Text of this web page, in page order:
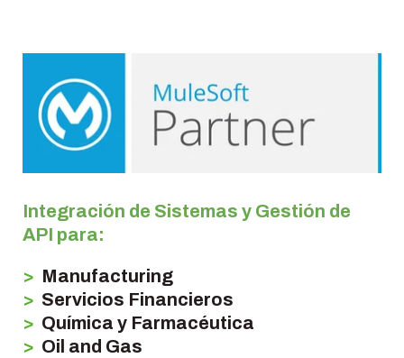
Integración de Sistemas y Gestión de
API para:
> Manufacturing
> Servicios Financieros
> Química y Farmacéutica
> Oil and Gas